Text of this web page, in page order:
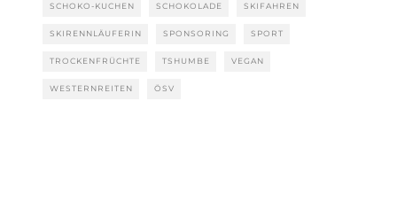
SCHOKO-KUCHEN SCHOKOLADE SKIFAHREN
SKIRENNLÄUFERIN SPONSORING SPORT
TROCKENFRÜCHTE TSHUMBE VEGAN
WESTERNREITEN ÖSV